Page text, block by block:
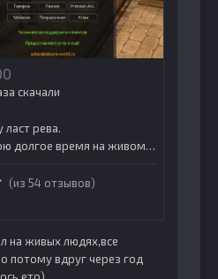
на живых людях,все
потому вдруг через год